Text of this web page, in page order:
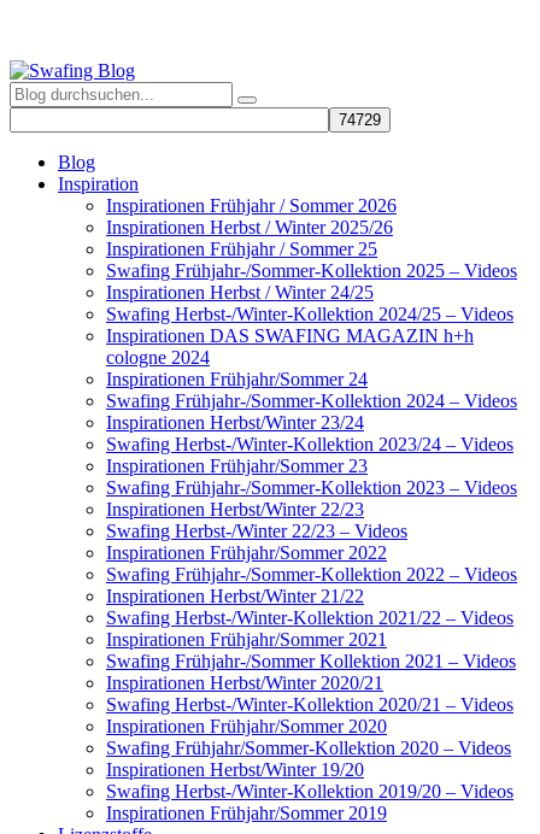
Blog
Inspiration
Inspirationen Frühjahr / Sommer 2026
Inspirationen Herbst / Winter 2025/26
Inspirationen Frühjahr / Sommer 25
Swafing Frühjahr-/Sommer-Kollektion 2025 – Videos
Inspirationen Herbst / Winter 24/25
Swafing Herbst-/Winter-Kollektion 2024/25 – Videos
Inspirationen DAS SWAFING MAGAZIN h+h
cologne 2024
Inspirationen Frühjahr/Sommer 24
Swafing Frühjahr-/Sommer-Kollektion 2024 – Videos
Inspirationen Herbst/Winter 23/24
Swafing Herbst-/Winter-Kollektion 2023/24 – Videos
Inspirationen Frühjahr/Sommer 23
Swafing Frühjahr-/Sommer-Kollektion 2023 – Videos
Inspirationen Herbst/Winter 22/23
Swafing Herbst-/Winter 22/23 – Videos
Inspirationen Frühjahr/Sommer 2022
Swafing Frühjahr-/Sommer-Kollektion 2022 – Videos
Inspirationen Herbst/Winter 21/22
Swafing Herbst-/Winter-Kollektion 2021/22 – Videos
Inspirationen Frühjahr/Sommer 2021
Swafing Frühjahr-/Sommer Kollektion 2021 – Videos
Inspirationen Herbst/Winter 2020/21
Swafing Herbst-/Winter-Kollektion 2020/21 – Videos
Inspirationen Frühjahr/Sommer 2020
Swafing Frühjahr/Sommer-Kollektion 2020 – Videos
Inspirationen Herbst/Winter 19/20
Swafing Herbst-/Winter-Kollektion 2019/20 – Videos
Inspirationen Frühjahr/Sommer 2019